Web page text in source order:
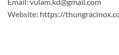
Website: https://